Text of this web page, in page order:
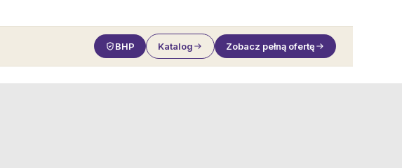
BHP Katalog Zobacz pełną ofertę